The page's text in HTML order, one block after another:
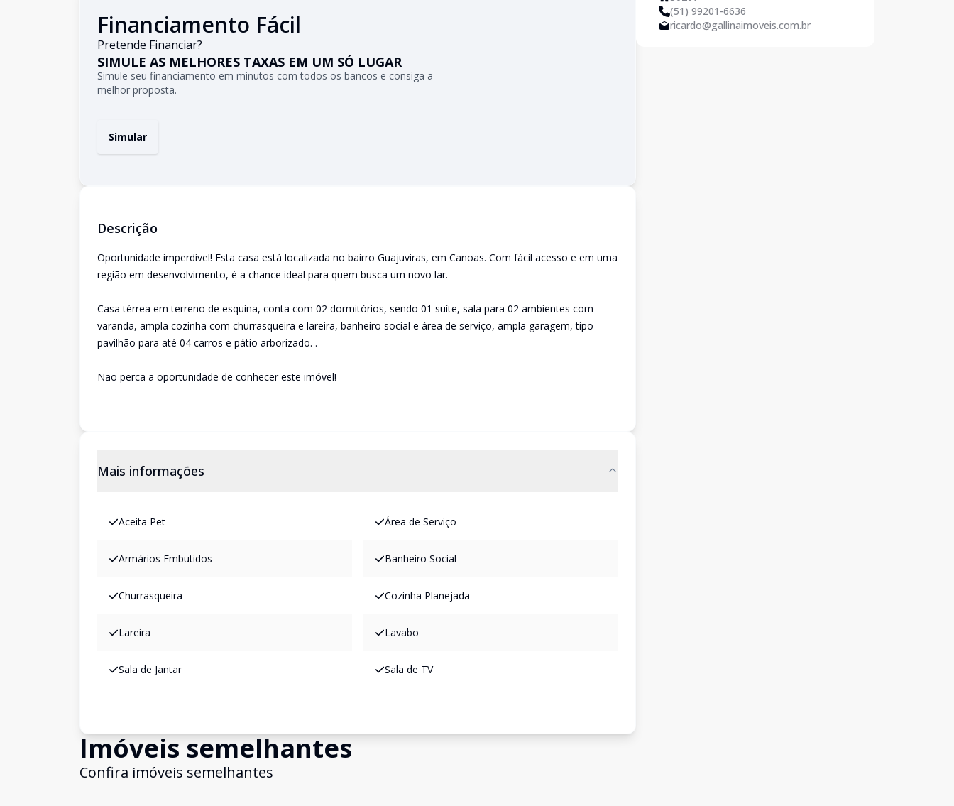
Financiamento Fácil
Pretende Financiar?
SIMULE AS MELHORES TAXAS EM UM SÓ LUGAR
Simule seu financiamento em minutos com todos os bancos e consiga a
melhor proposta.
Simular
Descrição
Oportunidade imperdível! Esta casa está localizada no bairro Guajuviras, em Canoas. Com fácil acesso e em uma
região em desenvolvimento, é a chance ideal para quem busca um novo lar.
Casa térrea em terreno de esquina, conta com 02 dormitórios, sendo 01 suíte, sala para 02 ambientes com
varanda, ampla cozinha com churrasqueira e lareira, banheiro social e área de serviço, ampla garagem, tipo
pavilhão para até 04 carros e pátio arborizado. .
Não perca a oportunidade de conhecer este imóvel!
Mais informações
Aceita Pet Área de Serviço
Armários Embutidos Banheiro Social
Churrasqueira Cozinha Planejada
Lareira Lavabo
Sala de Jantar Sala de TV
Imóveis semelhantes
Confira imóveis semelhantes
(51) 99201-6636
ricardo@gallinaimoveis.com.br